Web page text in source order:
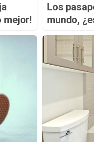
mejor!
Los
mundo,